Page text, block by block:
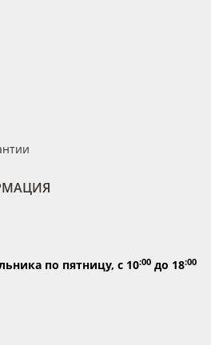
по пятницу, с 10:00 до 18:00